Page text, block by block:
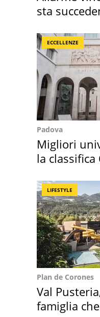
sta
ECCELLENZE
Padova
Migliori
la classifica
LIFESTYLE
Plan de Corones
Val
famiglia